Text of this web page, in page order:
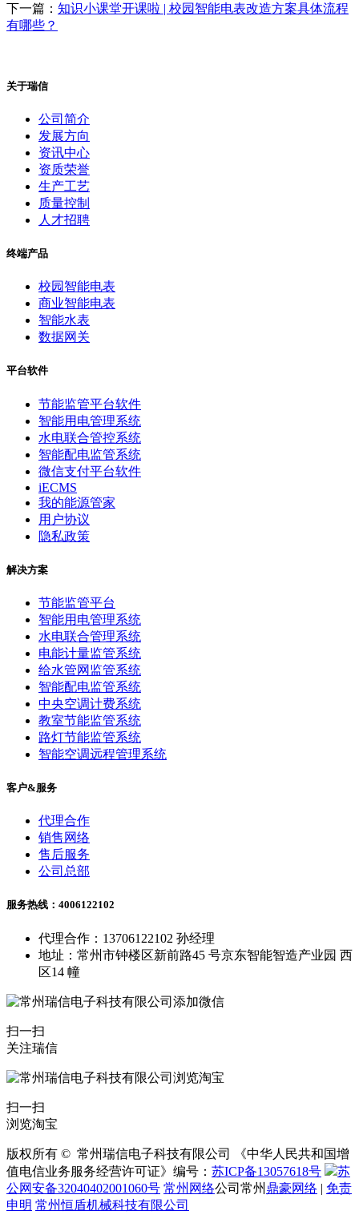
下一篇： 知识小课堂开课啦 | 校园智能电表改造方案具体流程
有哪些？
关于瑞信
公司简介
发展方向
资讯中心
资质荣誉
生产工艺
质量控制
人才招聘
终端产品
校园智能电表
商业智能电表
智能水表
数据网关
平台软件
节能监管平台软件
智能用电管理系统
水电联合管控系统
智能配电监管系统
微信支付平台软件
iECMS
我的能源管家
用户协议
隐私政策
解决方案
节能监管平台
智能用电管理系统
水电联合管理系统
电能计量监管系统
给水管网监管系统
智能配电监管系统
中央空调计费系统
教室节能监管系统
路灯节能监管系统
智能空调远程管理系统
客户&服务
代理合作
销售网络
售后服务
公司总部
服务热线：4006122102
代理合作：13706122102 孙经理
地址：常州市钟楼区新前路45 号京东智能智造产业园 西
区14 幢
扫一扫
关注瑞信
扫一扫
浏览淘宝
版权所有 © 常州瑞信电子科技有限公司 《中华人民共和国增
值电信业务服务经营许可证》编号： 苏ICP备13057618号
苏
公网安备32040402001060号 常州网络公司常州 鼎豪网络 | 免责
申明 常州恒盾机械科技有限公司